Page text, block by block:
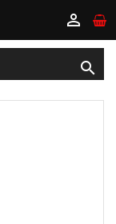

